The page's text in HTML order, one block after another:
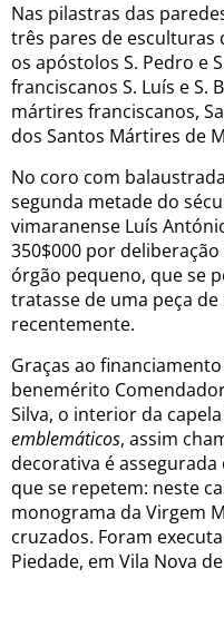
Nas pilastras das
três pares de esculturas
os apóstolos S. Pedro e
franciscanos S. Luís e S.
mártires franciscanos,
dos Santos Mártires de
No coro com
segunda metade do
vimaranense Luís
350$000 por
órgão pequeno, que se
tratasse de uma peça
recentemente.
Graças ao
benemérito
Silva, o interior da
emblemáticos, assim
decorativa é
que se repetem: neste
monograma da Virgem
cruzados. Foram
Piedade, em Vila Nova